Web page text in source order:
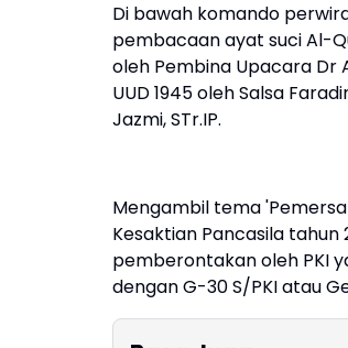
Di bawah komando
pembacaan ayat suci Al-
oleh Pembina Upacara Dr
UUD 1945 oleh Salsa
Jazmi, STr.IP.
Mengambil tema
Kesaktian Pancasila
pemberontakan oleh PKI
dengan G-30 S/PKI atau